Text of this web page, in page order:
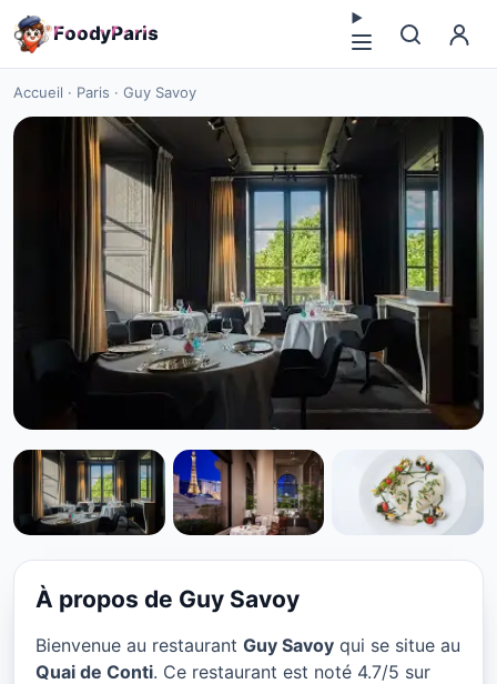
FoodyParis
Accueil · Paris · Guy Savoy
CUISINE EUROPÉENNE
Guy Savoy à Paris
★ 4.7/5
À propos de Guy Savoy
Bienvenue au restaurant Guy Savoy qui se situe au
Quai de Conti. Ce restaurant est noté 4.7/5 sur